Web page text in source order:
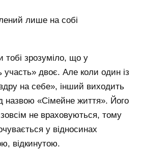
лише на собі
тобі зрозуміло, що у
участь» двоє. Але коли один із
на себе», інший виходить
назвою «Сімейне життя». Його
не враховуються, тому
у відносинах
відкинутою.